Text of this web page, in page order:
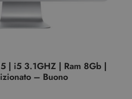
| i5 3.1GHZ | Ram 8Gb |
– Buono